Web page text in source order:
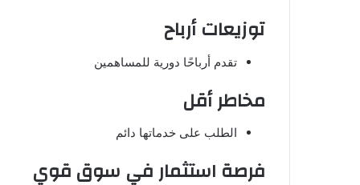
توزيعات أرباح
تقدم أرباحًا دورية للمساهمين
مخاطر أقل
الطلب على خدماتها دائم
فرصة استثمار في سوق قوي